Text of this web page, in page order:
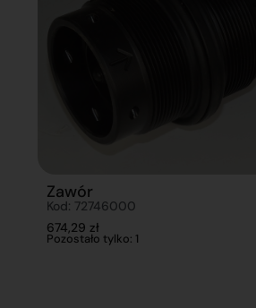
Zawór
Kod: 72746000
674,29 zł
Pozostało tylko: 1